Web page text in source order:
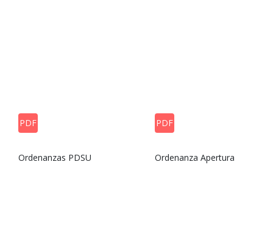
PDF
Ordenanzas PDSU
PDF
Ordenanza Apertura